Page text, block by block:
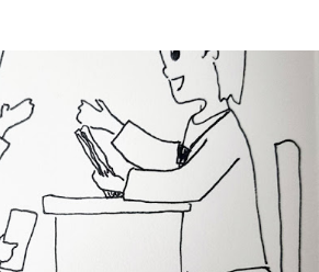
추가되거나 변경될 수 있습니다. 이번 글은
특정기호(V코드)를 반영해 정리 했습니다. 다
인할 수 있습니다. - 암·희귀질환 산정특례 V
환 산정특례 - 중증화상·중증외상 적용 코드 -
례 대상 - 치매·극희귀질환·상세불명 희귀질
임·아동 진료 등 F코드 대상 병원에서 진료를
강보험 산정내역에 표시된 V코드를 확인하면